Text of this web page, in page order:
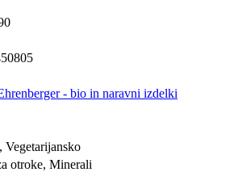
- bio in naravni izdelki
Vegetarijansko
otroke, Minerali